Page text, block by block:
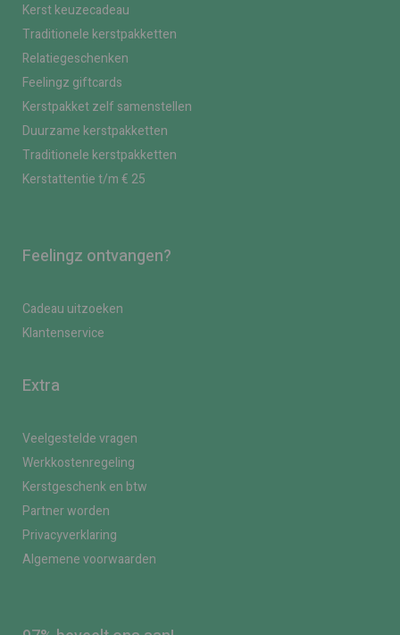
Kerst keuzecadeau
Traditionele kerstpakketten
Relatiegeschenken
Feelingz giftcards
Kerstpakket zelf samenstellen
Duurzame kerstpakketten
Traditionele kerstpakketten
Kerstattentie t/m € 25
Feelingz ontvangen?
Cadeau uitzoeken
Klantenservice
Extra
Veelgestelde vragen
Werkkostenregeling
Kerstgeschenk en btw
Partner worden
Privacyverklaring
Algemene voorwaarden